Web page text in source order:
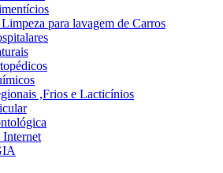
para lavagem de Carros
,Frios e Lacticínios
Internet